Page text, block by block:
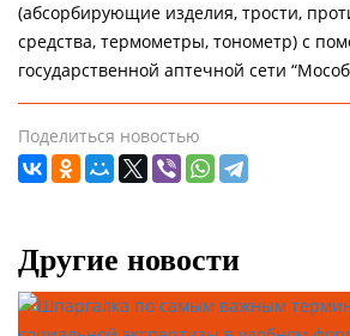
(абсорбирующие изделия, трости,
средства, термометры, тонометр) с
государственной аптечной сети
Поделиться новостью
Другие новости